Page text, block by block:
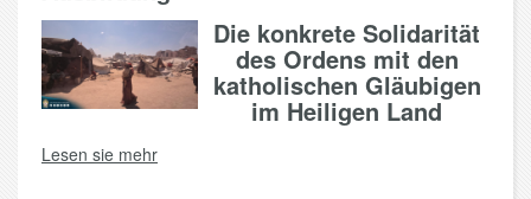
Die konkrete Solidarität
des Ordens mit den
katholischen Gläubigen
im Heiligen Land
Lesen sie mehr